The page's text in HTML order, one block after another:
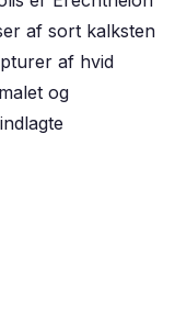
af sort kalksten
af hvid
og